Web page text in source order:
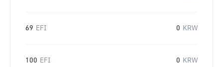
69 EFI 0 KRW
100 EFI 0 KRW